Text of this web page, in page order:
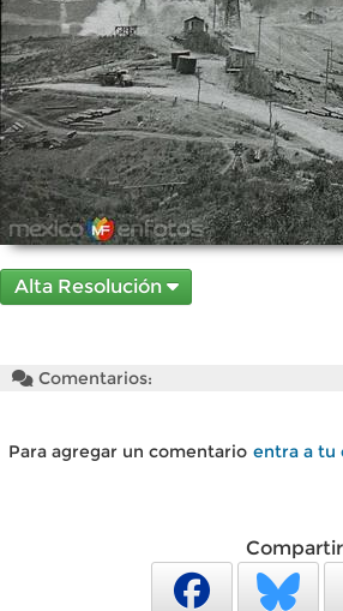
Alta Resolución
Comentarios:
Para agregar un comentario entra a tu